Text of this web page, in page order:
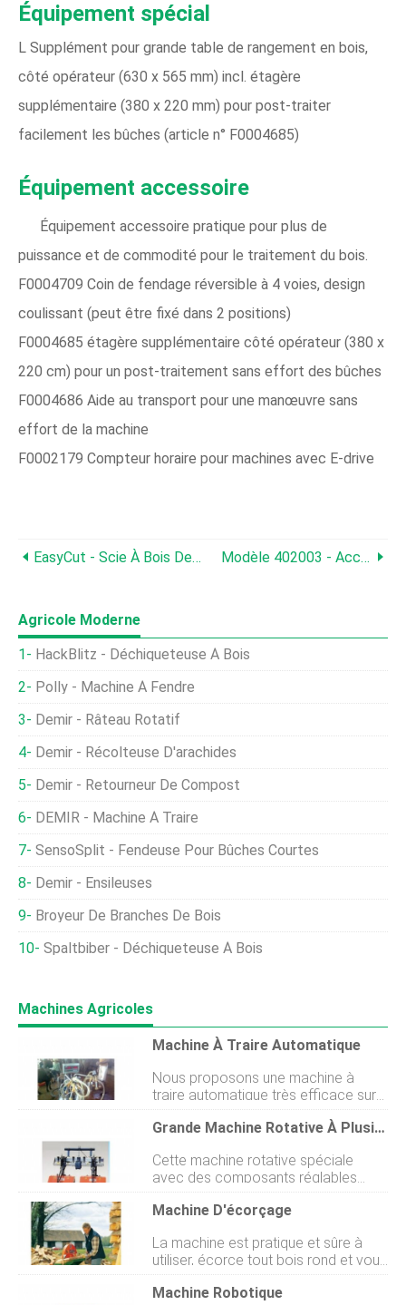
Équipement spécial
L Supplément pour grande table de rangement en bois,
côté opérateur (630 x 565 mm) incl. étagère
supplémentaire (380 x 220 mm) pour post-traiter
facilement les bûches (article n° F0004685)
Équipement accessoire
Équipement accessoire pratique pour plus de
puissance et de commodité pour le traitement du bois.
F0004709 Coin de fendage réversible à 4 voies, design
coulissant (peut être fixé dans 2 positions)
F0004685 étagère supplémentaire côté opérateur (380 x
220 cm) pour un post-traitement sans effort des bûches
F0004686 Aide au transport pour une manœuvre sans
effort de la machine
F0002179 Compteur horaire pour machines avec E-drive
EasyCut - Scie À Bois De Chauffage Semi-Automatique Modèle 402003 - Accouplement, Partie Féminine, 6 Pouces
Agricole Moderne
HackBlitz - Déchiqueteuse À Bois
Polly - Machine À Fendre
Demir - Râteau Rotatif
Demir - Récolteuse D'arachides
Demir - Retourneur De Compost
DEMIR - Machine À Traire
SensoSplit - Fendeuse Pour Bûches Courtes
Demir - Ensileuses
Broyeur De Branches De Bois
Spaltbiber - Déchiqueteuse À Bois
Machines Agricoles
Machine À Traire Automatique
Nous proposons une machine à
traire automatique très efficace sur
le marché international. La machine à
traire pour vaches et buffles que
différentes gammes et
spécifications telles que la machine
à traire à seau simple et double. Ils
sont utilisés pour une meilleure
assimilation du lait. Outre, nous
sommes lun des principaux
exportateurs de machines à traire de
vache en gros en Inde.
Grande Machine Rotative À Plusieurs Rangées
Cette machine rotative spéciale
avec des composants réglables
fonctionne à la fois comme machine
rotative et comme charrue butteuse.
résistant peut sélever au-dessus de
plantes même très hautes. Puissance
nécessaire du tracteur :50CV - Prise
de force 540 tours En savoir plus sur
Machine D'écorçage
La machine est pratique et sûre à
utiliser, écorce tout bois rond et vous
aide à le préparer pour lusage prévu.
Cette machine, qui a naturellement
Machine Robotique